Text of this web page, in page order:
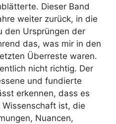
Dieser Band
weiter zurück, in die
den Ursprüngen der
das, was mir in den
Überreste waren.
nicht richtig. Der
und fundierte
erkennen, dass es
ist, die
Nuancen,